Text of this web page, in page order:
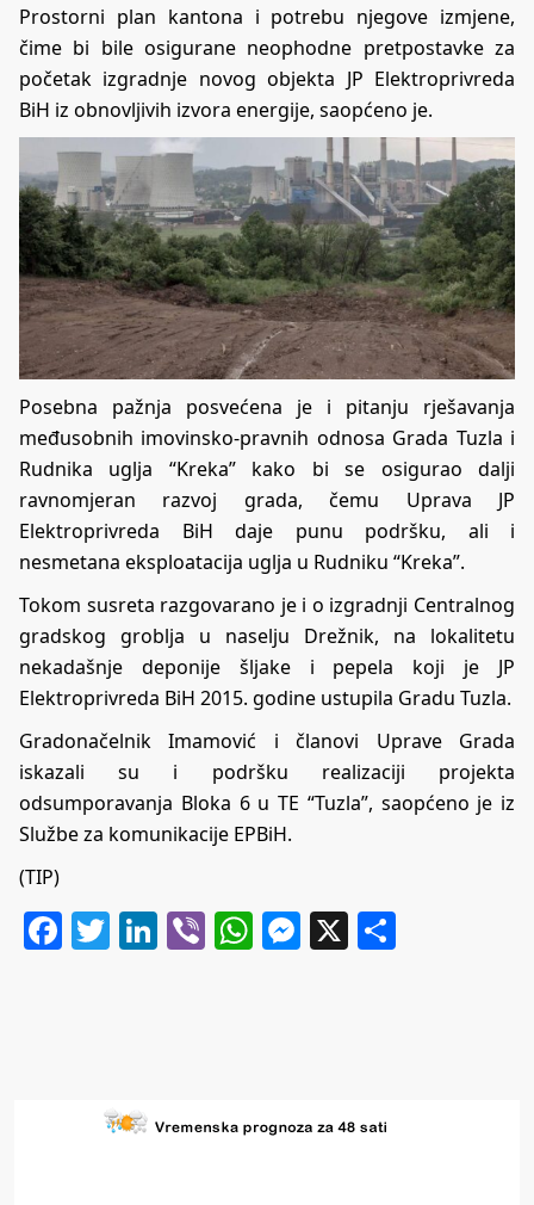
Prostorni plan kantona i potrebu njegove izmjene,
čime bi bile osigurane neophodne pretpostavke za
početak izgradnje novog objekta JP Elektroprivreda
BiH iz obnovljivih izvora energije, saopćeno je.
Posebna pažnja posvećena je i pitanju rješavanja
međusobnih imovinsko-pravnih odnosa Grada Tuzla i
Rudnika uglja “Kreka” kako bi se osigurao dalji
ravnomjeran razvoj grada, čemu Uprava JP
Elektroprivreda BiH daje punu podršku, ali i
nesmetana eksploatacija uglja u Rudniku “Kreka”.
Tokom susreta razgovarano je i o izgradnji Centralnog
gradskog groblja u naselju Drežnik, na lokalitetu
nekadašnje deponije šljake i pepela koji je JP
Elektroprivreda BiH 2015. godine ustupila Gradu Tuzla.
Gradonačelnik Imamović i članovi Uprave Grada
iskazali su i podršku realizaciji projekta
odsumporavanja Bloka 6 u TE “Tuzla”, saopćeno je iz
Službe za komunikacije EPBiH.
(TIP)
Facebook
Twitter
LinkedIn
ViberWhatsApp
Messenger
X